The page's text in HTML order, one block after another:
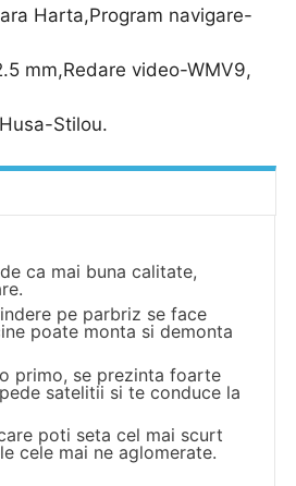
Harta,Program navigare-
mm,Redare video-WMV9,
Stilou.
ca mai buna calitate,
pe parbriz se face
poate monta si demonta
primo, se prezinta foarte
satelitii si te conduce la
poti seta cel mai scurt
cele mai ne aglomerate.